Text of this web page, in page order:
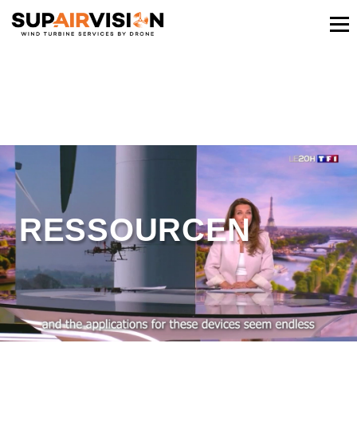
RESSOURCEN